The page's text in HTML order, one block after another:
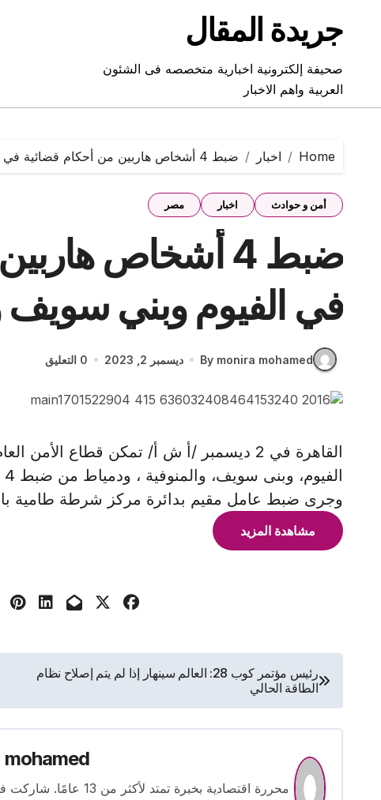
contentجريدة المقال
صحيفة إلكترونية اخبارية متخصصه فى الشئون
العربية واهم الاخبار
Home اخبار ضبط 4 أشخاص هاربين من أحكام قضائية في الفيوم وبني سويف والمنوفية ودمياط
أمن و حوادث اخبار مصر
ضبط 4 أشخاص
في الفيوم وبني سويف
By monira mohamed ديسمبر 2, 2023 0 التعليق
القاهرة في 2 ديسمبر /أ ش أ/ تمكن قطاع
وجرى ضبط عامل مقيم بدائرة مركز شرطة طامية
مشاهدة المزيد
تصفّح
المقالات
رئيس مؤتمر كوب 28: العالم سينهار إذا لم يتم إصلاح نظام
الطاقة الحالي
محررة اقتصادية بخبرة